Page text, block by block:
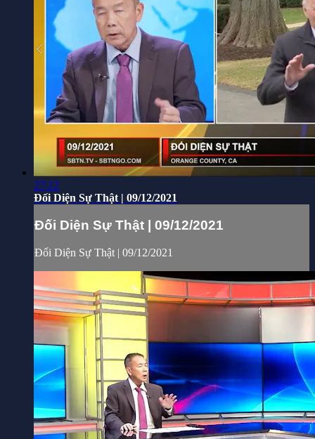
27:12
Đối Diện Sự Thật | 09/12/2021
Đối Diện Sự Thật | 09/12/2021
Đối Diện Sự Thật | 09/12/2021